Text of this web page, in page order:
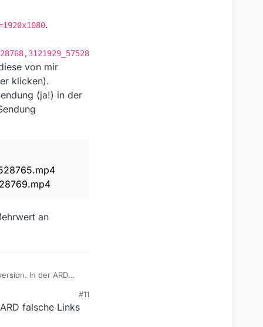
.
von mir
klicken).
(ja!) in der
an
In der ARD
#11
falsche Links